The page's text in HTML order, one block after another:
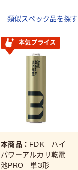
類似スペック品を探す
本気プライス
本商品： FDK ハイ
パワーアルカリ乾電
池PRO 単3形